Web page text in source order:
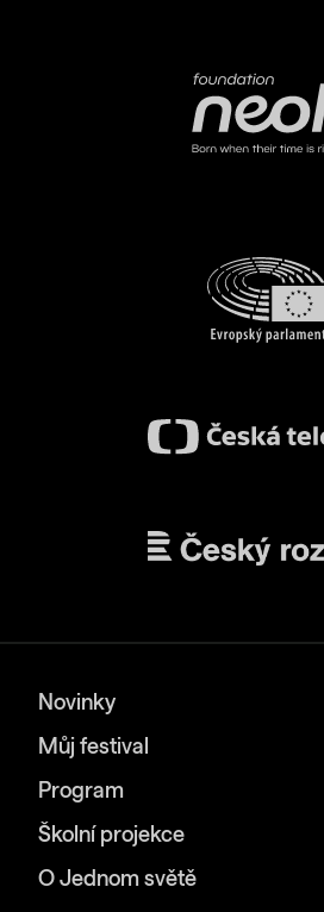
Novinky
Můj festival
Program
Školní projekce
O Jednom světě